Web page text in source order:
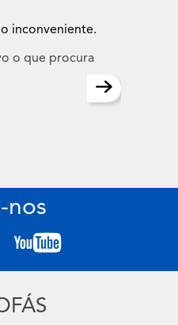
inconveniente.
o que procura
nos